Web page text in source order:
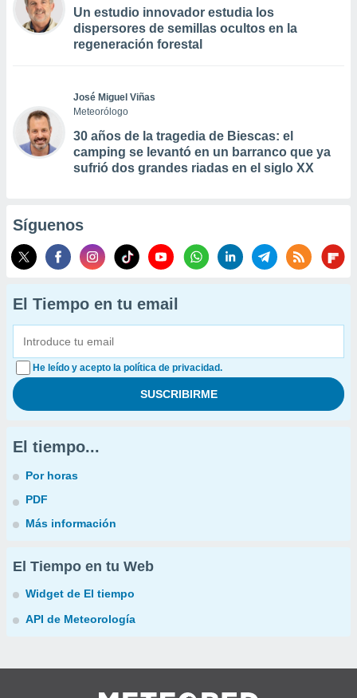
Un estudio innovador estudia los
dispersores de semillas ocultos en la
regeneración forestal
José Miguel Viñas
Meteorólogo
30 años de la tragedia de Biescas: el
camping se levantó en un barranco que ya
sufrió dos grandes riadas en el siglo XX
Síguenos
El Tiempo en tu email
He leído y acepto la política de privacidad.
El tiempo...
Por horas
PDF
Más información
El Tiempo en tu Web
Widget de El tiempo
API de Meteorología